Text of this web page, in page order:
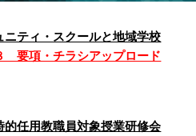
ティ・スクールと地域学校
要項・チラシアップロード
任用教職員対象授業研修会